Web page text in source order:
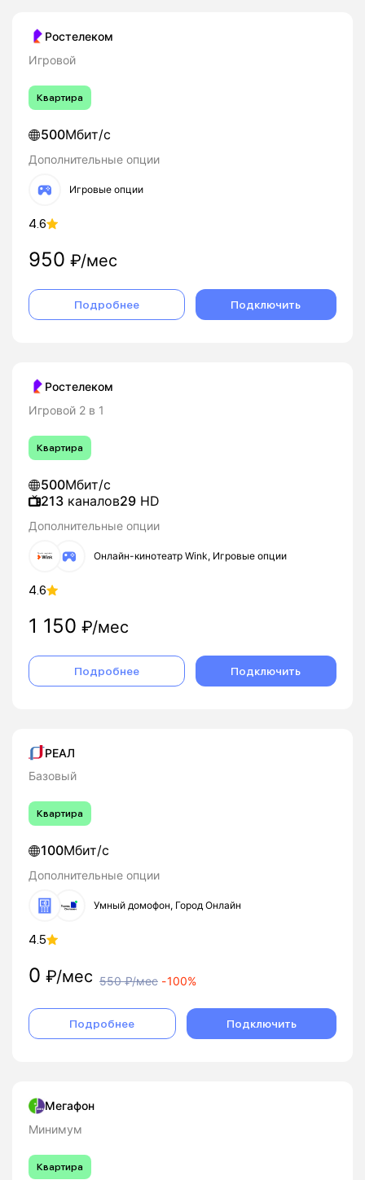
Ростелеком
Игровой
Квартира
500Мбит/с
Дополнительные опции
Игровые опции
4.6
950 ₽/мес
Подробнее Подключить
Ростелеком
Игровой 2 в 1
Квартира
500Мбит/с
213 каналов29 HD
Дополнительные опции
Онлайн-кинотеатр Wink, Игровые опции
4.6
1 150 ₽/мес
Подробнее Подключить
РЕАЛ
Базовый
Квартира
100Мбит/с
Дополнительные опции
Умный домофон, Город Онлайн
4.5
0 ₽/мес 550₽/мес -100%
Подробнее Подключить
Мегафон
Минимум
Квартира